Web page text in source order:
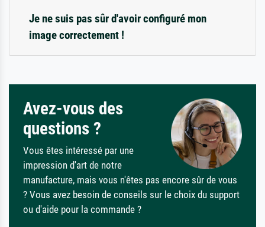
Je ne suis pas sûr d'avoir configuré mon
image correctement !
Avez-vous des
questions ?
Vous êtes intéressé par une
impression d'art de notre
manufacture, mais vous n'êtes pas encore sûr de vous
? Vous avez besoin de conseils sur le choix du support
ou d'aide pour la commande ?